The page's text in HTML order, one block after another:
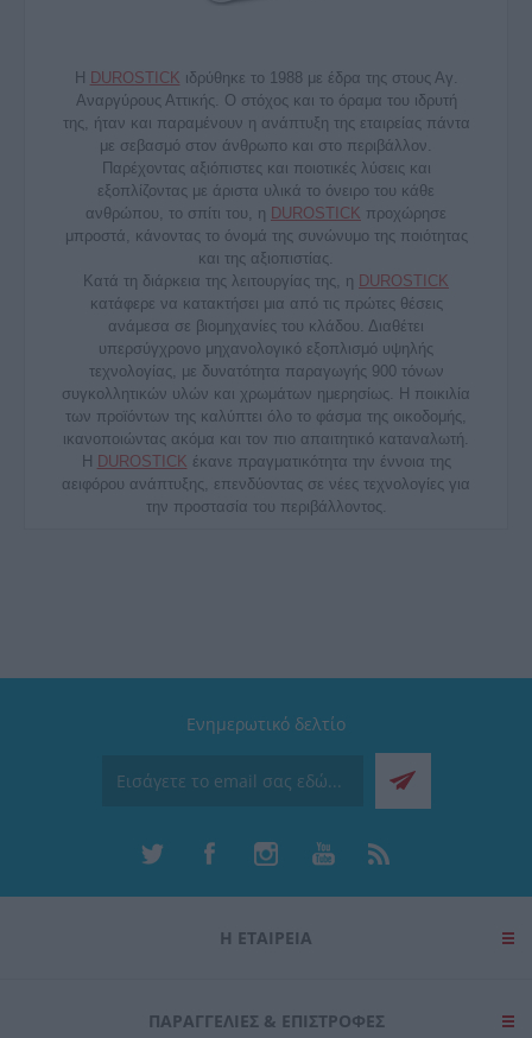
Η DUROSTICK ιδρύθηκε το 1988 με έδρα της στους Αγ.
Αναργύρους Αττικής. Ο στόχος και το όραμα του ιδρυτή
της, ήταν και παραμένουν η ανάπτυξη της εταιρείας πάντα
με σεβασμό στον άνθρωπο και στο περιβάλλον.
Παρέχοντας αξιόπιστες και ποιοτικές λύσεις και
εξοπλίζοντας με άριστα υλικά το όνειρο του κάθε
ανθρώπου, το σπίτι του, η DUROSTICK προχώρησε
μπροστά, κάνοντας το όνομά της συνώνυμο της ποιότητας
και της αξιοπιστίας.
Κατά τη διάρκεια της λειτουργίας της, η DUROSTICK
κατάφερε να κατακτήσει μια από τις πρώτες θέσεις
ανάμεσα σε βιομηχανίες του κλάδου. Διαθέτει
υπερσύγχρονο μηχανολογικό εξοπλισμό υψηλής
τεχνολογίας, με δυνατότητα παραγωγής 900 τόνων
συγκολλητικών υλών και χρωμάτων ημερησίως. Η ποικιλία
των προϊόντων της καλύπτει όλο το φάσμα της οικοδομής,
ικανοποιώντας ακόμα και τον πιο απαιτητικό καταναλωτή.
Η DUROSTICK έκανε πραγματικότητα την έννοια της
αειφόρου ανάπτυξης, επενδύοντας σε νέες τεχνολογίες για
την προστασία του περιβάλλοντος.
Ενημερωτικό δελτίο
Η ΕΤΑΙΡΕΙΑ
ΠΑΡΑΓΓΕΛΊΕΣ & ΕΠΙΣΤΡΟΦΈΣ